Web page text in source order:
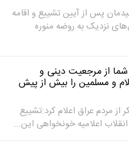
پس از آیین تشییع و اقامه
نزدیک به روضه منوره
شما از مرجعیت دینی و
و مسلمین را بیش از پیش
از مردم عراق اعلام کرد:تشییع
اعلامیه خونخواهی این...